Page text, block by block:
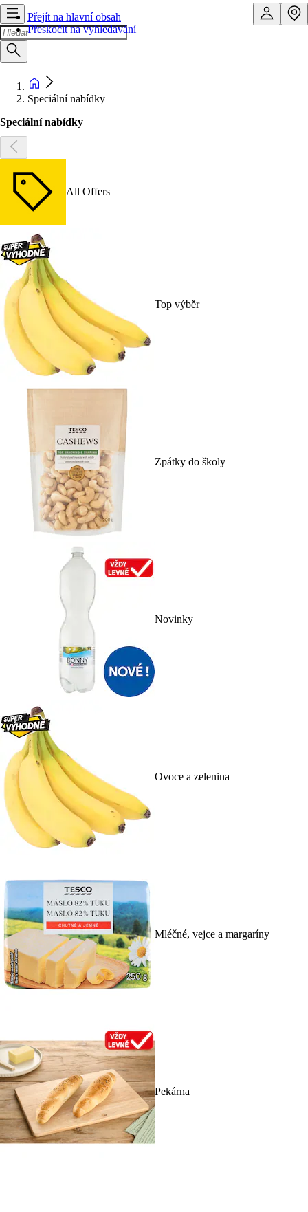
Přejít na hlavní obsah
Přeskočit na vyhledávání
Speciální nabídky
Speciální nabídky
All Offers
Top výběr
Zpátky do školy
Novinky
Ovoce a zelenina
Mléčné, vejce a margaríny
Pekárna